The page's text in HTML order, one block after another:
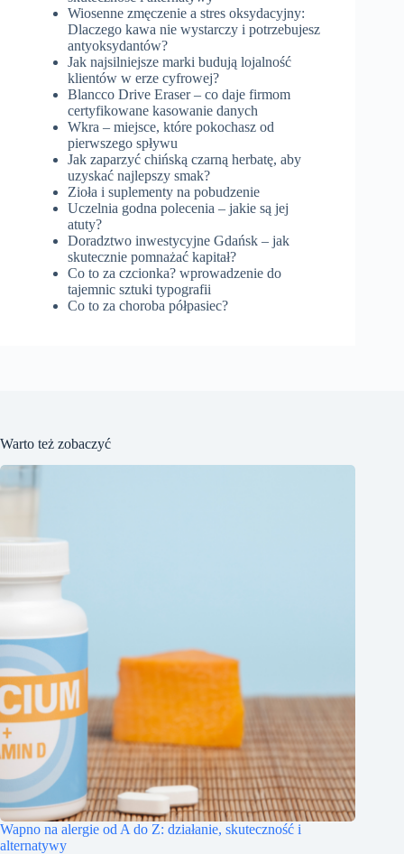
Wiosenne zmęczenie a stres oksydacyjny:
Dlaczego kawa nie wystarczy i potrzebujesz
antyoksydantów?
Jak najsilniejsze marki budują lojalność
klientów w erze cyfrowej?
Blancco Drive Eraser – co daje firmom
certyfikowane kasowanie danych
Wkra – miejsce, które pokochasz od
pierwszego spływu
Jak zaparzyć chińską czarną herbatę, aby
uzyskać najlepszy smak?
Zioła i suplementy na pobudzenie
Uczelnia godna polecenia – jakie są jej
atuty?
Doradztwo inwestycyjne Gdańsk – jak
skutecznie pomnażać kapitał?
Co to za czcionka? wprowadzenie do
tajemnic sztuki typografii
Co to za choroba półpasiec?
Warto też zobaczyć
Wapno na alergie od A do Z: działanie, skuteczność i
alternatywy